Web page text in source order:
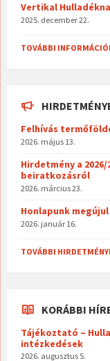
Vertikal
2025. december 22.
TOVÁBBI
Felhívás
2026. május 13.
Hirdetmény a
beiratkozásról
2026. március 23.
Honlapunk megújul
2026. január 16.
TOVÁBBI
KORÁBBI
Tájékoztató –
intézkedések
2026. augusztus 5.